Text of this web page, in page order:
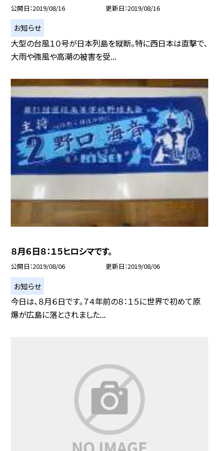
公開日 2019/08/16 更新日 2019/08/16
お知らせ
大型の台風１０号が日本列島を縦断。特に西日本は直撃で、
大雨や強風や高潮の被害を受...
８月６日８：１５ヒロシマです。
公開日 2019/08/06 更新日 2019/08/06
お知らせ
今日は、８月６日です。７４年前の８：１５に世界で初めて原
爆が広島に落とされました...